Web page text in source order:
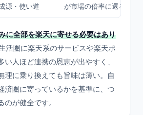
源・使い道
が市場の倍率に還る循環
に全部を楽天に寄せる必要はあり
活圏に楽天系のサービスや楽天ポ
い人ほど連携の恩恵が出やすく、
理に乗り換えても旨味は薄い。自
済圏に寄っているかを基準に、つ
のが健全です。